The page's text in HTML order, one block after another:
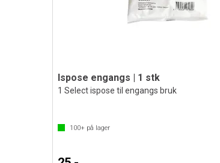
Ispose engangs | 1 stk
1 Select ispose til engangs bruk
100+ på lager